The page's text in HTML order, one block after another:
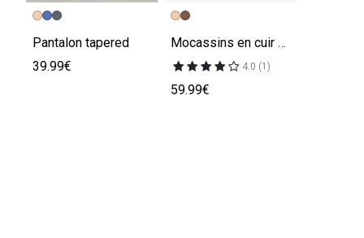
Pantalon tapered
39.99€
Mocassins en cuir semelle crantée
4.0 (1)
59.99€